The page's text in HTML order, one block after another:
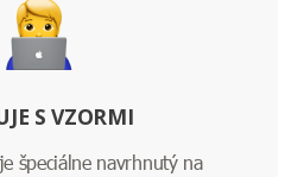
S VZORMI
špeciálne navrhnutý na